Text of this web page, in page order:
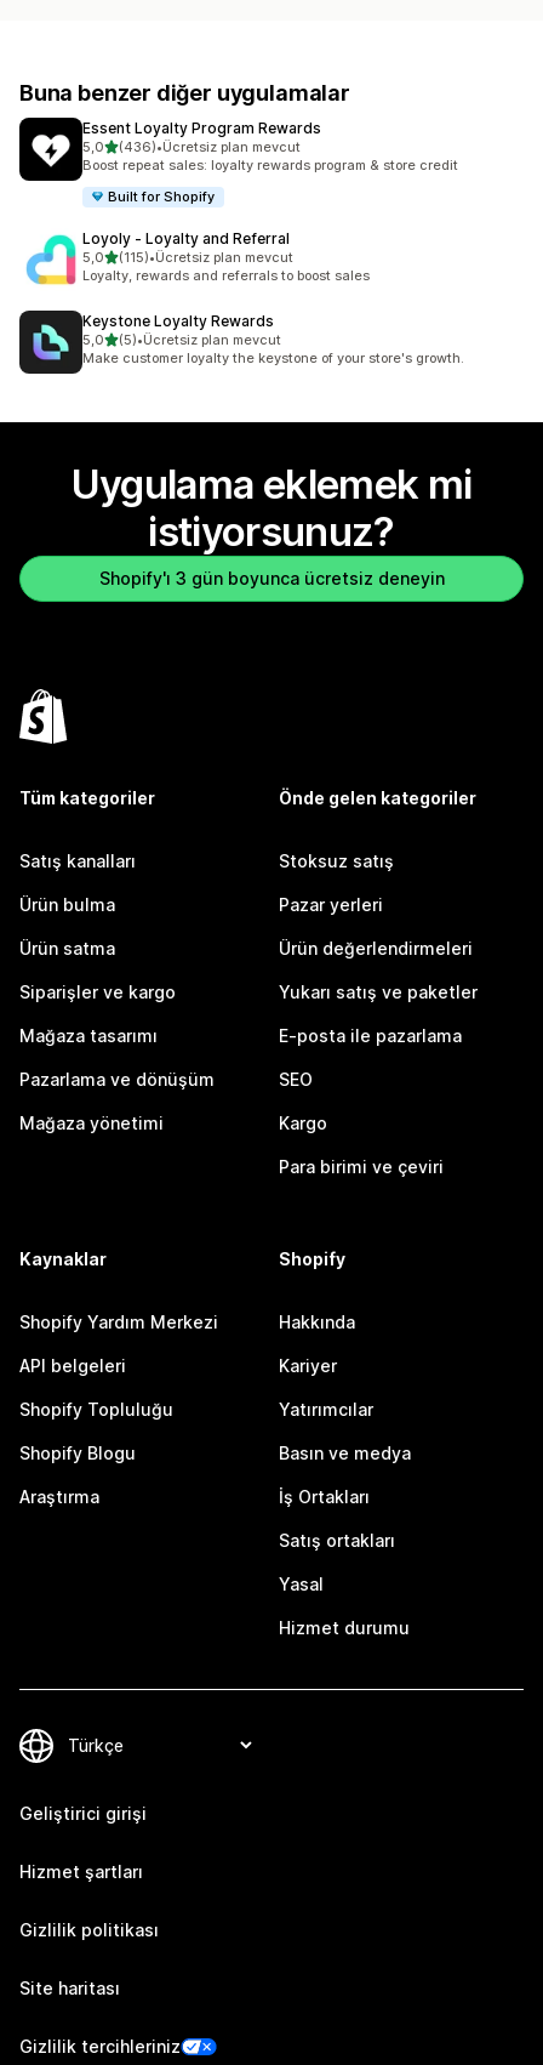
Buna benzer diğer uygulamalar
Essent Loyalty Program Rewards
5,05 yıldız üzerinden
(436)
toplam 436 değerlendirme
•Ücretsiz plan mevcut
Boost repeat sales: loyalty rewards program & store credit
Built for Shopify
Loyoly ‑ Loyalty and Referral
5,05 yıldız üzerinden
(115)
toplam 115 değerlendirme
•Ücretsiz plan mevcut
Loyalty, rewards and referrals to boost sales
Keystone Loyalty Rewards
5,05 yıldız üzerinden
(5)
toplam 5 değerlendirme
•Ücretsiz plan mevcut
Make customer loyalty the keystone of your store's growth.
Uygulama eklemek mi
istiyorsunuz?
Shopify'ı 3 gün boyunca ücretsiz deneyin
Tüm kategoriler
Satış kanalları
Ürün bulma
Ürün satma
Siparişler ve kargo
Mağaza tasarımı
Pazarlama ve dönüşüm
Mağaza yönetimi
Önde gelen kategoriler
Stoksuz satış
Pazar yerleri
Ürün değerlendirmeleri
Yukarı satış ve paketler
E-posta ile pazarlama
SEO
Kargo
Para birimi ve çeviri
Kaynaklar
Shopify Yardım Merkezi
API belgeleri
Shopify Topluluğu
Shopify Blogu
Araştırma
Shopify
Hakkında
Kariyer
Yatırımcılar
Basın ve medya
İş Ortakları
Satış ortakları
Yasal
Hizmet durumu
Geliştirici girişi
Hizmet şartları
Gizlilik politikası
Site haritası
Gizlilik tercihleriniz